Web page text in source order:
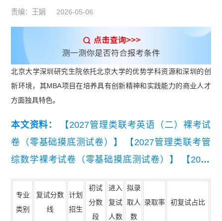
责编：王娟 2026-05-06
北京大学深圳研究生院依托北京大学的优势学科资源和深圳的创
新环境，其MBA项目在培养具有创新精神和实践能力的商业人才
方面独具特色。
本文资料：
【2027管理类联考英语（二）裸考试
卷（零基础摸底测试卷）】
【2027管理类联考管
综数学裸考试卷（零基础摸底测试卷）】
【2027
管理类联考管综逻辑裸考试卷（零基础摸底测试
卷）】 【2027MBA管综逻辑裸考试卷（零基础摸
底测试卷）】
【2027MBA管综数学裸考试卷（零
专业
类别
复试分数
线
计划
招生
初试
分数
段
进入
复试
人数
拟录
取人
数
录取率 初复试占比